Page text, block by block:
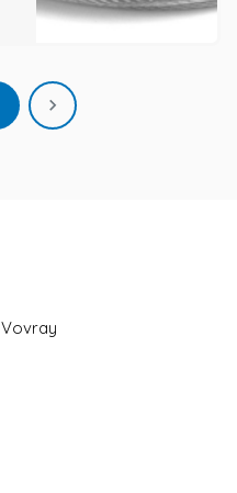
Suivant
